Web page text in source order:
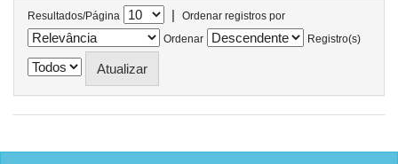
Resultados/Página |
Ordenar registros por
Ordenar
Registro(s)